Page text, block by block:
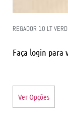
REGADOR 10 LT
Faça login para
Ver Opções